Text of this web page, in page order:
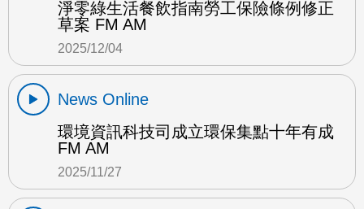
淨零綠生活餐飲指南勞工保險條例修正
草案 FM AM
2025/12/04
News Online
環境資訊科技司成立環保集點十年有成
FM AM
2025/11/27